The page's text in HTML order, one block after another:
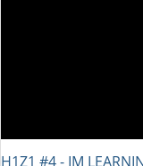
H1Z1 #4 - IM